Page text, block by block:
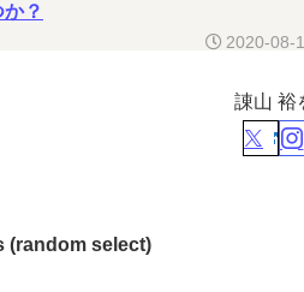
？
2020-08-
諌山 裕
(random select)